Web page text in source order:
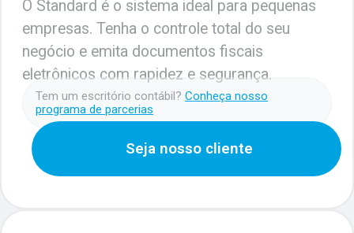
O Standard é o sistema ideal para pequenas
empresas. Tenha o controle total do seu
negócio e emita documentos fiscais
eletrônicos com rapidez e segurança.​
Tem um escritório contábil? Conheça nosso
programa de parcerias
Seja nosso cliente